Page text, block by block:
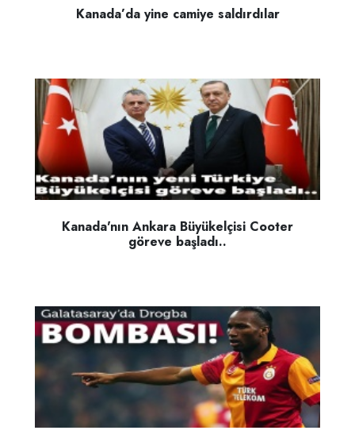
Kanada’da yine camiye saldırdılar
Kanada'nın Ankara Büyükelçisi Cooter
göreve başladı..